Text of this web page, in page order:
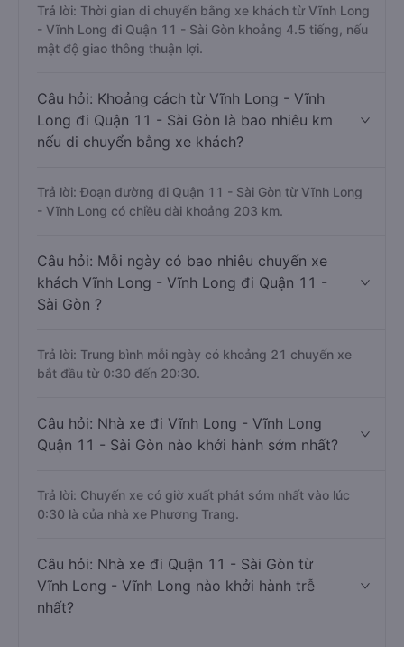
Trả lời: Thời gian di chuyển bằng xe khách từ Vĩnh Long
- Vĩnh Long đi Quận 11 - Sài Gòn khoảng 4.5 tiếng, nếu
mật độ giao thông thuận lợi.
Câu hỏi: Khoảng cách từ Vĩnh Long - Vĩnh
Long đi Quận 11 - Sài Gòn là bao nhiêu km
nếu di chuyển bằng xe khách?
Trả lời: Đoạn đường đi Quận 11 - Sài Gòn từ Vĩnh Long
- Vĩnh Long có chiều dài khoảng 203 km.
Câu hỏi: Mỗi ngày có bao nhiêu chuyến xe
khách Vĩnh Long - Vĩnh Long đi Quận 11 -
Sài Gòn ?
Trả lời: Trung bình mỗi ngày có khoảng 21 chuyến xe
bắt đầu từ 0:30 đến 20:30.
Câu hỏi: Nhà xe đi Vĩnh Long - Vĩnh Long
Quận 11 - Sài Gòn nào khởi hành sớm nhất?
Trả lời: Chuyến xe có giờ xuất phát sớm nhất vào lúc
0:30 là của nhà xe Phương Trang.
Câu hỏi: Nhà xe đi Quận 11 - Sài Gòn từ
Vĩnh Long - Vĩnh Long nào khởi hành trễ
nhất?